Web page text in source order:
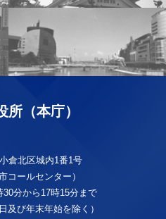
所（本庁）
倉北区城内1番1号
コールセンター）
30分から17時15分まで
及び年末年始を除く）